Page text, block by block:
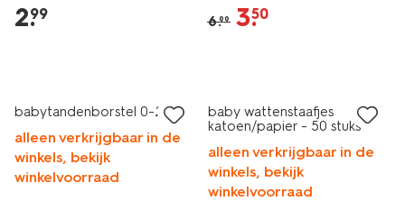
2.
99 6.99 3.
50
babytandenborstel 0-2 jaar
alleen verkrijgbaar in de
winkels, bekijk
winkelvoorraad
baby wattenstaafjes
katoen/papier - 50 stuks
alleen verkrijgbaar in de
winkels, bekijk
winkelvoorraad